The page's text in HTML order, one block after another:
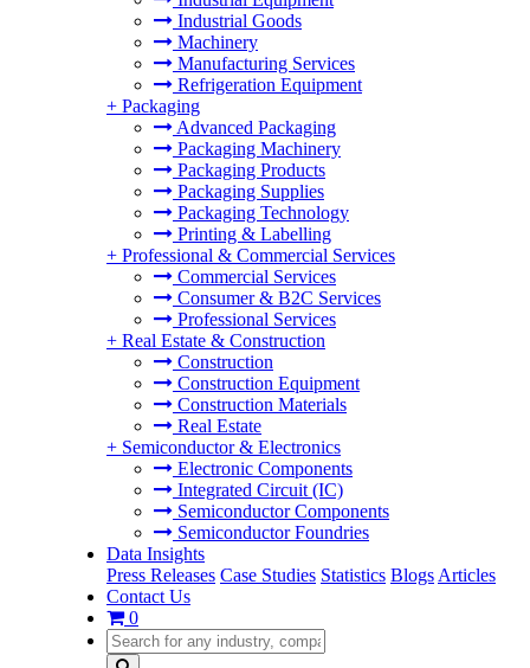
Industrial Goods
Machinery
Manufacturing Services
Refrigeration Equipment
+ Packaging
Advanced Packaging
Packaging Machinery
Packaging Products
Packaging Supplies
Packaging Technology
Printing & Labelling
+ Professional & Commercial Services
Commercial Services
Consumer & B2C Services
Professional Services
+ Real Estate & Construction
Construction
Construction Equipment
Construction Materials
Real Estate
+ Semiconductor & Electronics
Electronic Components
Integrated Circuit (IC)
Semiconductor Components
Semiconductor Foundries
Data Insights
Press Releases Case Studies Statistics Blogs Articles
Contact Us
0